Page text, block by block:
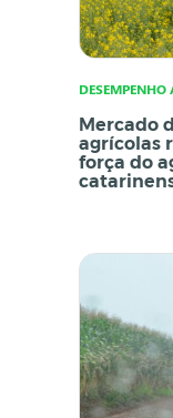
DESEMPENHO
Mercado
agrícolas
força do